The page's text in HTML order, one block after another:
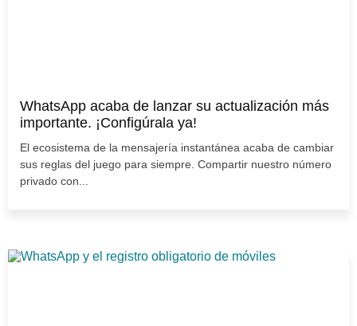
WhatsApp acaba de lanzar su actualización más
importante. ¡Configúrala ya!
El ecosistema de la mensajería instantánea acaba de cambiar
sus reglas del juego para siempre. Compartir nuestro número
privado con...